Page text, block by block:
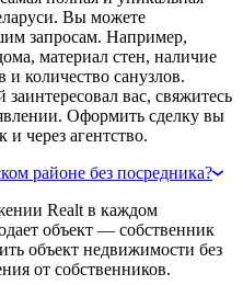
Вы можете
запросам. Например,
материал стен, наличие
и количество санузлов.
вас, свяжитесь
Оформить сделку вы
и через агентство.
районе без посредника?
Realt в каждом
объект — собственник
объект недвижимости без
от собственников.